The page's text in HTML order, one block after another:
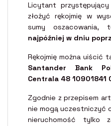
Licytant
złożyć rękojmię w
sumy
najpóźniej w dniu
Rękojmię można uiścić
Santander Bank
Centrala 48 10901841
Zgodnie z przepisem
nie mogą uczestniczyć
nieruchomość tylko